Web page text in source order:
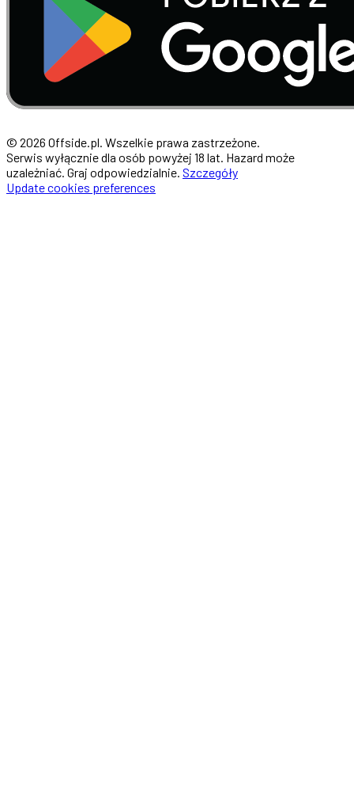
© 2026 Offside.pl. Wszelkie prawa zastrzeżone.
Serwis wyłącznie dla osób powyżej 18 lat. Hazard może
uzależniać. Graj odpowiedzialnie. Szczegóły
Update cookies preferences